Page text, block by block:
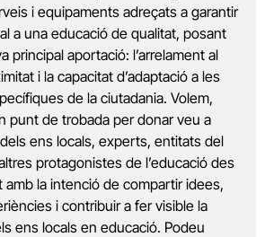
i equipaments adreçats a garantir
a una educació de qualitat, posant
principal aportació: l’arrelament al
i la capacitat d’adaptació a les
de la ciutadania. Volem,
punt de trobada per donar veu a
ens locals, experts, entitats del
protagonistes de l’educació des
amb la intenció de compartir idees,
i contribuir a fer visible la
ens locals en educació. Podeu